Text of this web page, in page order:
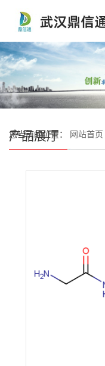
产品展厅
您当前的位置： 网站首页